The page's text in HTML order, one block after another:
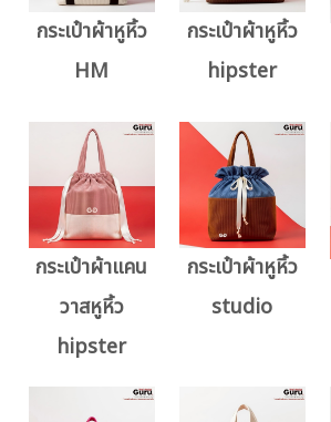
กระเป๋าผ้าหูหิ้ว
HM
กระเป๋าผ้าหูหิ้ว
hipster
กระเป๋าผ้าแคน
วาสหูหิ้ว
hipster
กระเป๋าผ้าหูหิ้ว
studio